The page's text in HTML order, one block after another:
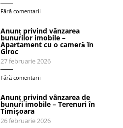
Fără comentarii
Anunț privind vânzarea
bunurilor imobile –
Apartament cu o cameră în
Giroc
27 februarie 2026
Fără comentarii
Anunț privind vânzarea de
bunuri imobile – Terenuri în
Timișoara
26 februarie 2026